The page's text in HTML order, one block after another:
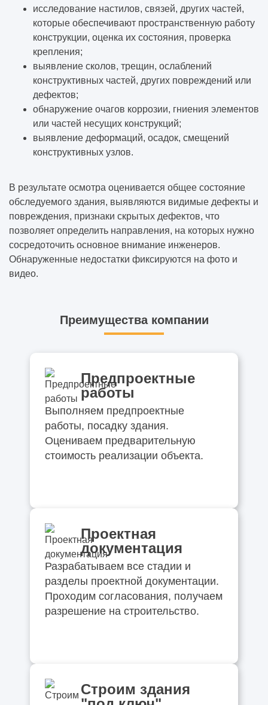
исследование настилов, связей, других частей,
которые обеспечивают пространственную работу
конструкции, оценка их состояния, проверка
крепления;
выявление сколов, трещин, ослаблений
конструктивных частей, других повреждений или
дефектов;
обнаружение очагов коррозии, гниения элементов
или частей несущих конструкций;
выявление деформаций, осадок, смещений
конструктивных узлов.
В результате осмотра оценивается общее состояние
обследуемого здания, выявляются видимые дефекты и
повреждения, признаки скрытых дефектов, что
позволяет определить направления, на которых нужно
сосредоточить основное внимание инженеров.
Обнаруженные недостатки фиксируются на фото и
видео.
Преимущества компании
Предпроектные
работы
Выполняем предпроектные
работы, посадку здания.
Оцениваем предварительную
стоимость реализации объекта.
Проектная
документация
Разрабатываем все стадии и
разделы проектной документации.
Проходим согласования, получаем
разрешение на строительство.
Строим здания